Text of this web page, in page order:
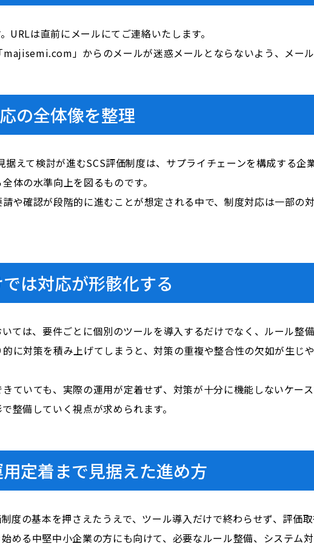
URLは直前にメールにてご連絡いたします。
」からのメールが迷惑メールとならないよう、メール
の全体像を整理
えて検討が進むSCS評価制度は、サプライチェーンを構成する
体の水準向上を図るものです。
や確認が段階的に進むことが想定される中で、制度対応は一部の
は対応が形骸化する
ては、要件ごとに個別のツールを導入するだけでなく、ルール整
に対策を積み上げてしまうと、対策の重複や整合性の欠如が生じ
ていても、実際の運用が定着せず、対策が十分に機能しないケー
整備していく視点が求められます。
定着まで見据えた進め方
度の基本を押さえたうえで、ツール導入だけで終わらせず、評価
める中堅中小企業の方にも向けて、必要なルール整備、システム